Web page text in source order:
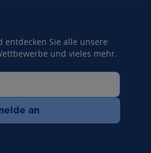
entdecken Sie alle unsere
und vieles mehr.
an